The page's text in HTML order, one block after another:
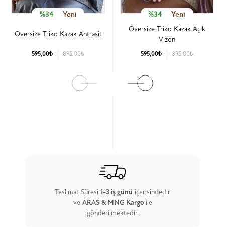
%34 Yeni
Oversize Triko Kazak Antrasit
595,00₺ 895.00₺
%34 Yeni
Oversize Triko Kazak Açık
Vizon
595,00₺ 895.00₺
Teslimat Süresi 1-3 iş günü içerisindedir
ve ARAS & MNG Kargo ile
gönderilmektedir.